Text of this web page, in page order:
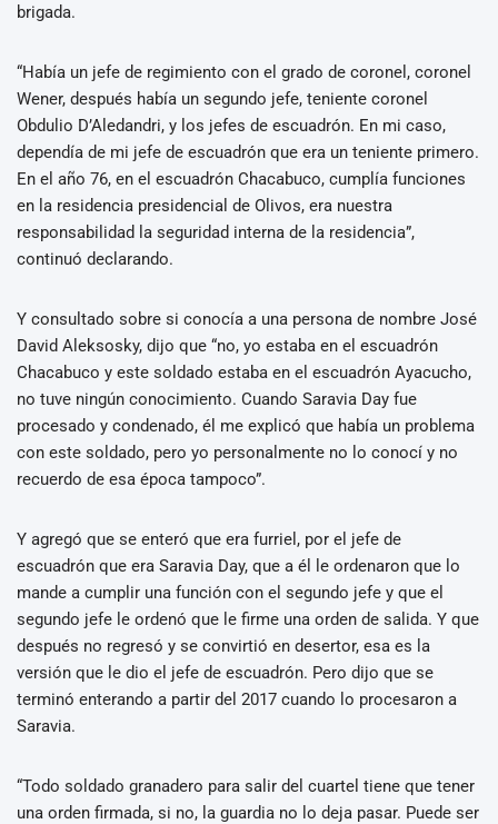
brigada.
“Había un jefe de regimiento con el grado de coronel, coronel
Wener, después había un segundo jefe, teniente coronel
Obdulio D’Aledandri, y los jefes de escuadrón. En mi caso,
dependía de mi jefe de escuadrón que era un teniente primero.
En el año 76, en el escuadrón Chacabuco, cumplía funciones
en la residencia presidencial de Olivos, era nuestra
responsabilidad la seguridad interna de la residencia”,
continuó declarando.
Y consultado sobre si conocía a una persona de nombre José
David Aleksosky, dijo que “no, yo estaba en el escuadrón
Chacabuco y este soldado estaba en el escuadrón Ayacucho,
no tuve ningún conocimiento. Cuando Saravia Day fue
procesado y condenado, él me explicó que había un problema
con este soldado, pero yo personalmente no lo conocí y no
recuerdo de esa época tampoco”.
Y agregó que se enteró que era furriel, por el jefe de
escuadrón que era Saravia Day, que a él le ordenaron que lo
mande a cumplir una función con el segundo jefe y que el
segundo jefe le ordenó que le firme una orden de salida. Y que
después no regresó y se convirtió en desertor, esa es la
versión que le dio el jefe de escuadrón. Pero dijo que se
terminó enterando a partir del 2017 cuando lo procesaron a
Saravia.
“Todo soldado granadero para salir del cuartel tiene que tener
una orden firmada, si no, la guardia no lo deja pasar. Puede ser